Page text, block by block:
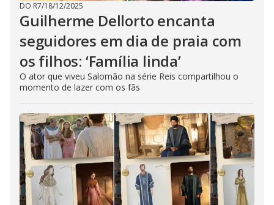
DO R7/18/12/2025
Guilherme Dellorto encanta
seguidores em dia de praia com
os filhos: ‘Família linda’
O ator que viveu Salomão na série Reis compartilhou o
momento de lazer com os fãs